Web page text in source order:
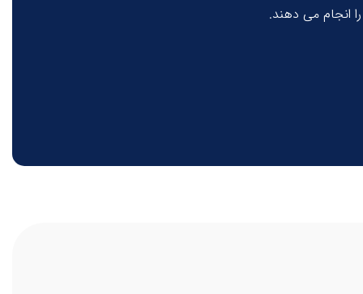
انجام می دهند.